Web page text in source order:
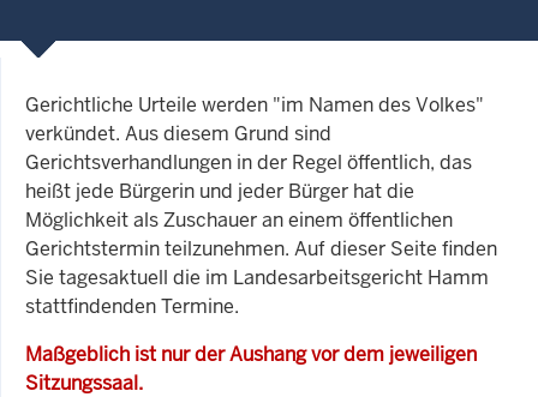
Gerichtliche Urteile werden "im Namen des Volkes"
verkündet. Aus diesem Grund sind
Gerichtsverhandlungen in der Regel öffentlich, das
heißt jede Bürgerin und jeder Bürger hat die
Möglichkeit als Zuschauer an einem öffentlichen
Gerichtstermin teilzunehmen. Auf dieser Seite finden
Sie tagesaktuell die im Landesarbeitsgericht Hamm
stattfindenden Termine.
Maßgeblich ist nur der Aushang vor dem jeweiligen
Sitzungssaal.